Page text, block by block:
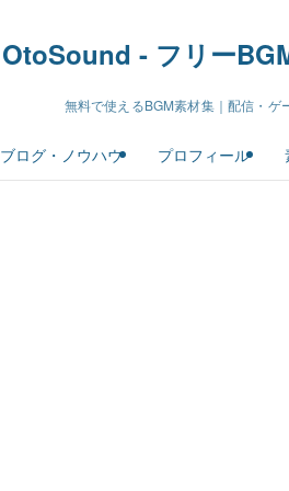
OtoSound - フリー
無料で使えるBGM素材集｜配信・ゲ
ブログ・ノウハウ プロフィール